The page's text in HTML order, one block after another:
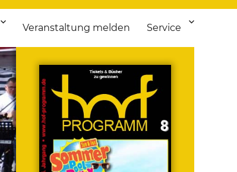
Veranstaltung melden Service